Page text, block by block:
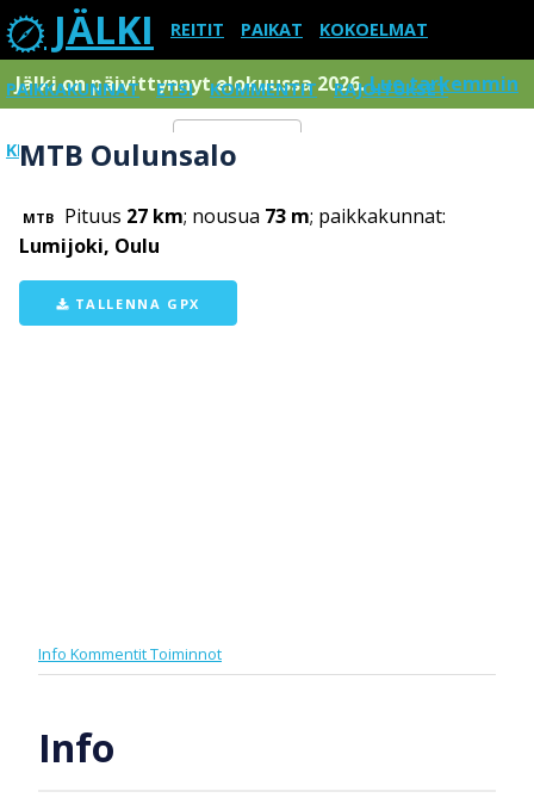
JÄLKI REITIT PAIKAT KOKOELMAT
PAIKKAKUNNAT ETSI KOMMENTIT RAJOITUKSET
KIRJAUDU SISÄÄN Menu
Jälki on päivittynnyt elokuussa 2026.Lue tarkemmin
MTB Oulunsalo
MTB Pituus 27 km; nousua 73 m; paikkakunnat:
Lumijoki, Oulu
TALLENNA GPX
Info KommentitToiminnot
Info